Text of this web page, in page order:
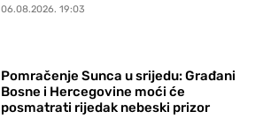
06.08.2026. 19:03
Pomračenje Sunca u srijedu: Građani
Bosne i Hercegovine moći će
posmatrati rijedak nebeski prizor